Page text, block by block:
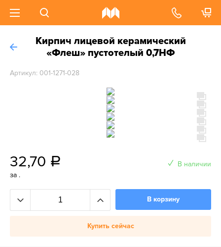
Кирпич лицевой керамический
«Флеш» пустотелый 0,7НФ
Артикул: 001-1271-028
32,70 a
за .
В наличии
В корзину
Купить сейчас